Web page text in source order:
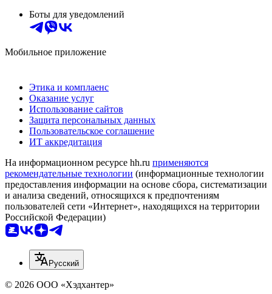
Боты для уведомлений
Мобильное приложение
Этика и комплаенс
Оказание услуг
Использование сайтов
Защита персональных данных
Пользовательское соглашение
ИТ аккредитация
На информационном ресурсе hh.ru применяются
рекомендательные технологии (информационные технологии
предоставления информации на основе сбора, систематизации
и анализа сведений, относящихся к предпочтениям
пользователей сети «Интернет», находящихся на территории
Российской Федерации)
Русский
© 2026 ООО «Хэдхантер»